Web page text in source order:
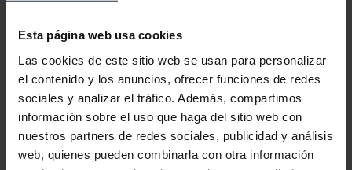
Esta página web usa cookies
Las cookies de este sitio web se usan para personalizar
el contenido y los anuncios, ofrecer funciones de redes
sociales y analizar el tráfico. Además, compartimos
información sobre el uso que haga del sitio web con
nuestros partners de redes sociales, publicidad y análisis
web, quienes pueden combinarla con otra información
Documentos de producto
Guía de inicio rápido